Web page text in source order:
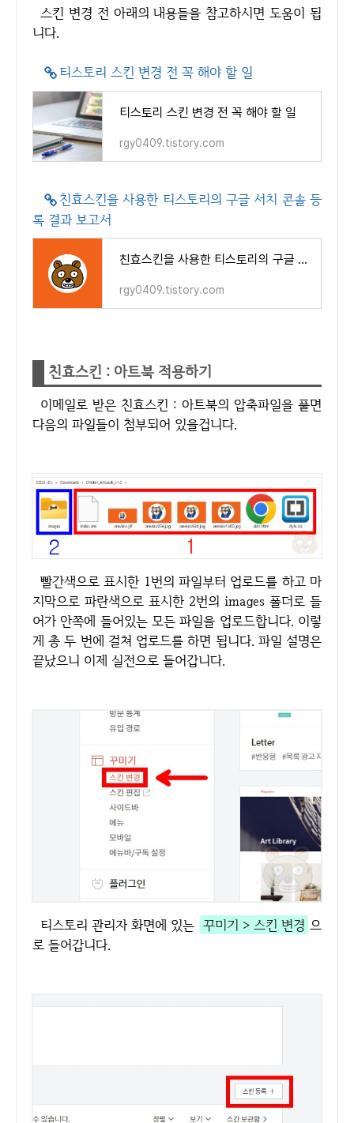
스킨 변경 전 아래의 내용들을 참고하시면 도움이 됩
니다.
티스토리 스킨 변경 전 꼭 해야 할 일
티스토리 스킨 변경 전 꼭 해야 할 일
rgy0409.tistory.com
친효스킨을 사용한 티스토리의 구글 서치 콘솔 등
록 결과 보고서
친효스킨을 사용한 티스토리의 구글 서치 콘솔 등록 결과 보고서
rgy0409.tistory.com
친효스킨 : 아트북 적용하기
이메일로 받은 친효스킨 : 아트북의 압축파일을 풀면
다음의 파일들이 첨부되어 있을겁니다.
빨간색으로 표시한 1번의 파일부터 업로드를 하고 마
지막으로 파란색으로 표시한 2번의 images 폴더로 들
어가 안쪽에 들어있는 모든 파일을 업로드합니다. 이렇
게 총 두 번에 걸쳐 업로드를 하면 됩니다. 파일 설명은
끝났으니 이제 실전으로 들어갑니다.
티스토리 관리자 화면에 있는 꾸미기 > 스킨 변경 으
로 들어갑니다.